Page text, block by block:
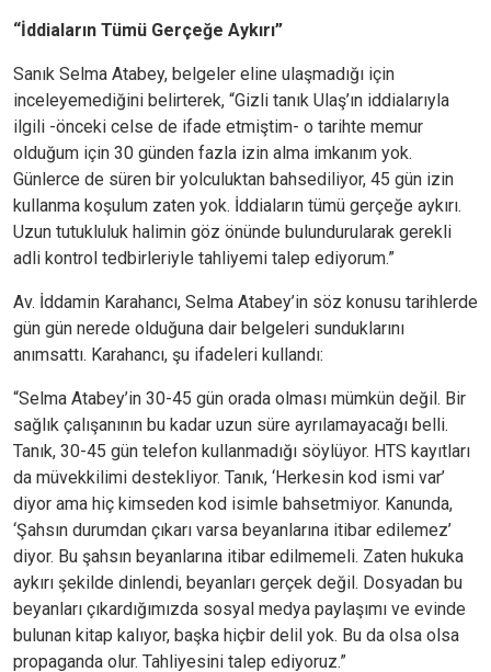
“İddiaların Tümü Gerçeğe Aykırı”
Sanık Selma Atabey, belgeler eline ulaşmadığı için
inceleyemediğini belirterek, “Gizli tanık Ulaş’ın iddialarıyla
ilgili -önceki celse de ifade etmiştim- o tarihte memur
olduğum için 30 günden fazla izin alma imkanım yok.
Günlerce de süren bir yolculuktan bahsediliyor, 45 gün izin
kullanma koşulum zaten yok. İddiaların tümü gerçeğe aykırı.
Uzun tutukluluk halimin göz önünde bulundurularak gerekli
adli kontrol tedbirleriyle tahliyemi talep ediyorum.”
Av. İddamin Karahancı, Selma Atabey’in söz konusu tarihlerde
gün gün nerede olduğuna dair belgeleri sunduklarını
anımsattı. Karahancı, şu ifadeleri kullandı:
“Selma Atabey’in 30-45 gün orada olması mümkün değil. Bir
sağlık çalışanının bu kadar uzun süre ayrılamayacağı belli.
Tanık, 30-45 gün telefon kullanmadığı söylüyor. HTS kayıtları
da müvekkilimi destekliyor. Tanık, ‘Herkesin kod ismi var’
diyor ama hiç kimseden kod isimle bahsetmiyor. Kanunda,
‘Şahsın durumdan çıkarı varsa beyanlarına itibar edilemez’
diyor. Bu şahsın beyanlarına itibar edilmemeli. Zaten hukuka
aykırı şekilde dinlendi, beyanları gerçek değil. Dosyadan bu
beyanları çıkardığımızda sosyal medya paylaşımı ve evinde
bulunan kitap kalıyor, başka hiçbir delil yok. Bu da olsa olsa
propaganda olur. Tahliyesini talep ediyoruz.”